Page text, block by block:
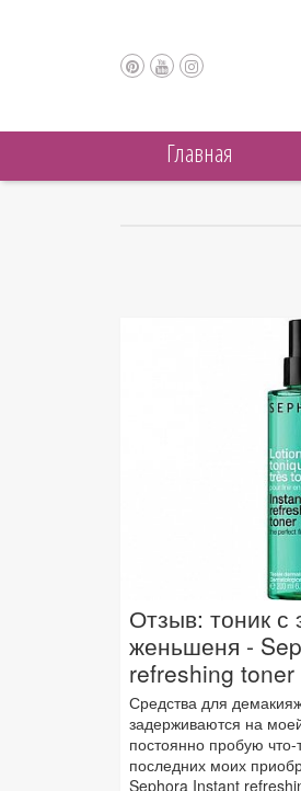
Главная
Отзыв: тоник с
женьшеня -
refreshing toner
Средства для
задерживаются на
постоянно пробую
последних моих
Sephora Instant